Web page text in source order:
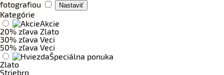
fotografiou
Kategórie
Akcie
20% zľava Zlato
30% zľava Veci
50% zľava Veci
Špeciálna ponuka
Zlato
Striebro